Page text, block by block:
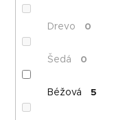
Drevo 0
Šedá 0
Béžová 5